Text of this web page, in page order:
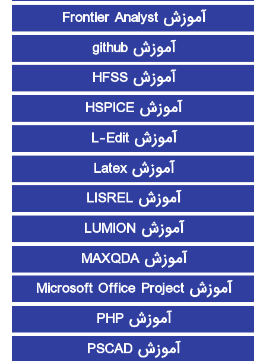
آموزش Frontier Analyst
آموزش github
آموزش HFSS
آموزش HSPICE
آموزش L-Edit
آموزش Latex
آموزش LISREL
آموزش LUMION
آموزش MAXQDA
آموزش Microsoft Office Project
آموزش PHP
آموزش PSCAD